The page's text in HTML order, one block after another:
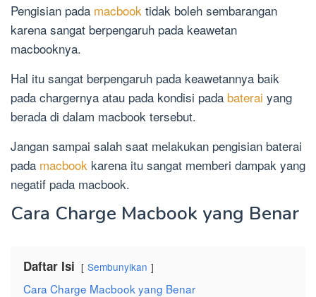
Pengisian pada macbook tidak boleh sembarangan
karena sangat berpengaruh pada keawetan
macbooknya.
Hal itu sangat berpengaruh pada keawetannya baik
pada chargernya atau pada kondisi pada baterai yang
berada di dalam macbook tersebut.
Jangan sampai salah saat melakukan pengisian baterai
pada macbook karena itu sangat memberi dampak yang
negatif pada macbook.
Cara Charge Macbook yang Benar
Daftar Isi Sembunyikan
Cara Charge Macbook yang Benar